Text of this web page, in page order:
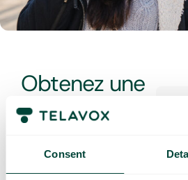
Consent
Obtenez une
démo et une
offre sur
mesure